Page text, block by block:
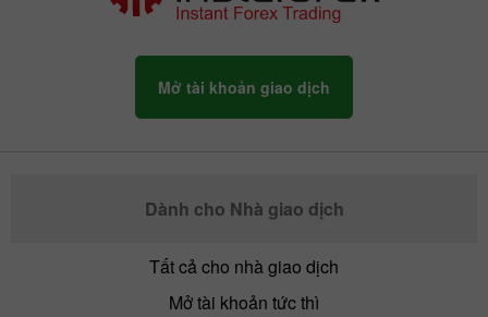
năm 2015
năm 2014
Kết quả cuộc thi Hoa
Kết quả cuộc thi Hoa
Mở tài khoản giao dịch
Dành cho Nhà giao dịch
Tất cả cho nhà giao dịch
Mở tài khoản tức thì